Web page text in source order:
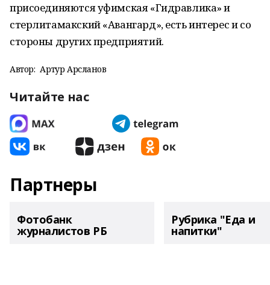
присоединяются уфимская «Гидравлика» и
стерлитамакский «Авангард», есть интерес и со
стороны других предприятий.
Автор: Артур Арсланов
Читайте нас
Партнеры
Фотобанк
журналистов РБ
Рубрика "Еда и
напитки"